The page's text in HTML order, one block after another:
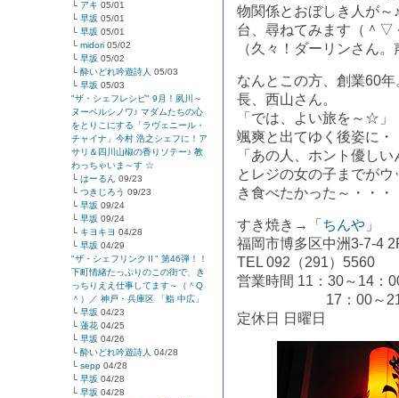
└ アキ 05/01
└ 早坂 05/01
└ 早坂 05/01
└ midori 05/02
└ 早坂 05/02
└ 酔いどれ吟遊詩人 05/03
└ 早坂 05/03
"ザ・シェフレシピ" 9月！夙川～
ヌーベルシノワ♪ マダムたちの心
をとりこにする「ラヴェニール・
チャイナ」今村 浩之シェフに！ア
サリ＆四川山椒の香りソテー♪ 教
わっちゃいま～す ☆
└ はーるん 09/23
└ つきじろう 09/23
└ 早坂 09/24
└ 早坂 09/24
└ キヨキヨ 04/28
└ 早坂 04/29
"ザ・シェフリンクⅡ" 第46弾！！
下町情緒たっぷりのこの街で、き
っちりええ仕事してます～（＾Q
＾）／ 神戸・兵庫区 「鮨 中広」
└ 早坂 04/23
└ 蓮花 04/25
└ 早坂 04/26
└ 酔いどれ吟遊詩人 04/28
└ sepp 04/28
└ 早坂 04/28
└ 早坂 04/28
物関係とおぼしき人が
台、尋ねてみます（＾
（久々！ダーリンさん
なんとこの方、創業60
長、西山さん。
「では、よい旅を～☆」
颯爽と出てゆく後姿に・
「あの人、ホント優し
とレジの女の子までが
き食べたかった～・・・
すき焼き→「 ちんや 」
福岡市博多区中洲3-7-4
TEL 092（291）5560
営業時間 11：30～14：
17：00～21：
定休日 日曜日